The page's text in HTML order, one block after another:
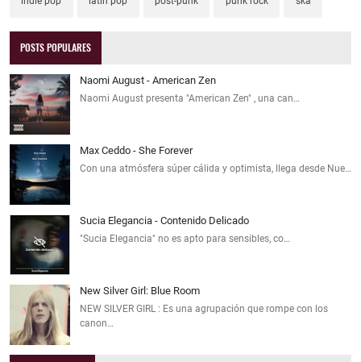
POSTS POPULARES
Naomi August - American Zen
Naomi August presenta "American Zen" , una can…
Max Ceddo - She Forever
Con una atmósfera súper cálida y optimista, llega desde Nue…
Sucia Elegancia - Contenido Delicado
"Sucia Elegancia" no es apto para sensibles, co…
New Silver Girl: Blue Room
NEW SILVER GIRL : Es una agrupación que rompe con los
canon…